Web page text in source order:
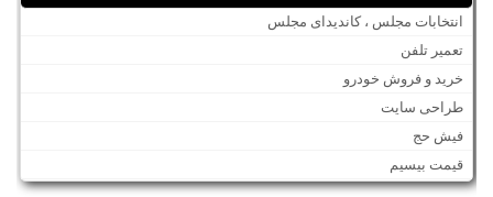
انتخابات مجلس ، کاندیدای مجلس
تعمیر تلفن
خرید و فروش خودرو
طراحی سایت
فیش حج
قیمت بیسیم